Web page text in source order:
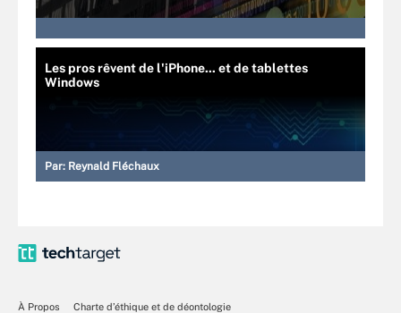
Les pros rêvent de l'iPhone... et de tablettes
Windows
Par: Reynald Fléchaux
À Propos
Charte d’éthique et de déontologie